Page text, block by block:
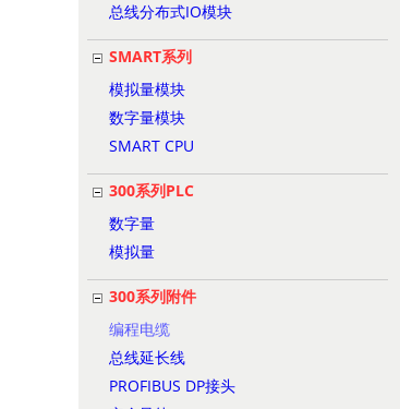
总线分布式IO模块
SMART系列
模拟量模块
数字量模块
SMART CPU
300系列PLC
数字量
模拟量
300系列附件
编程电缆
总线延长线
PROFIBUS DP接头